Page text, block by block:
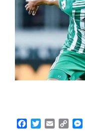
Facebook
TwitterEmailCopy